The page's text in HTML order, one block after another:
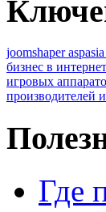
joomshaper
бизнес в
игровых
производителей
Где